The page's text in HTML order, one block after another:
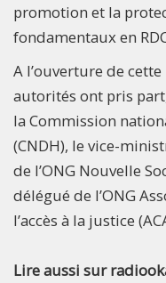
promotion et la
fondamentaux en
A l’ouverture de
autorités ont pris
la Commission
(CNDH), le vice-
de l’ONG Nouvelle
délégué de l’ONG
l’accès à la justice
Lire aussi sur